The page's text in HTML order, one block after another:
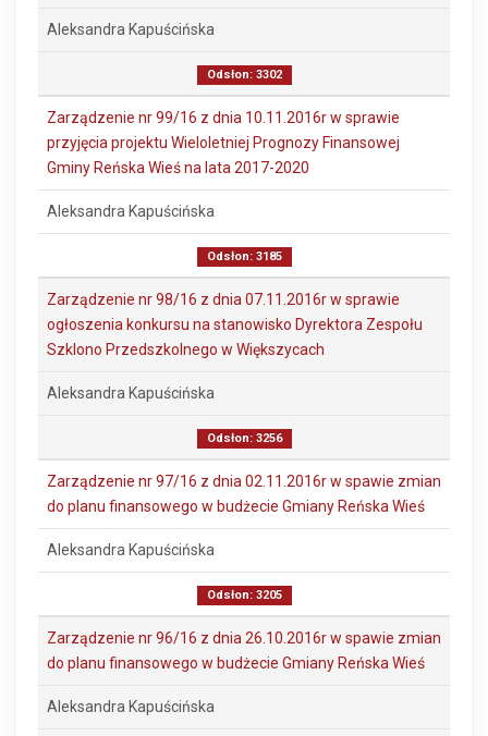
Aleksandra Kapuścińska
Odsłon: 3302
Zarządzenie nr 99/16 z dnia 10.11.2016r w sprawie
przyjęcia projektu Wieloletniej Prognozy Finansowej
Gminy Reńska Wieś na lata 2017-2020
Aleksandra Kapuścińska
Odsłon: 3185
Zarządzenie nr 98/16 z dnia 07.11.2016r w sprawie
ogłoszenia konkursu na stanowisko Dyrektora Zespołu
Szklono Przedszkolnego w Większycach
Aleksandra Kapuścińska
Odsłon: 3256
Zarządzenie nr 97/16 z dnia 02.11.2016r w spawie zmian
do planu finansowego w budżecie Gmiany Reńska Wieś
Aleksandra Kapuścińska
Odsłon: 3205
Zarządzenie nr 96/16 z dnia 26.10.2016r w spawie zmian
do planu finansowego w budżecie Gmiany Reńska Wieś
Aleksandra Kapuścińska